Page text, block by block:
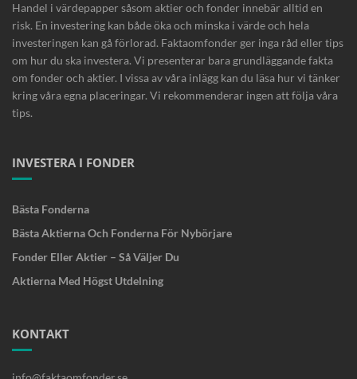
Handel i värdepapper såsom aktier och fonder innebär alltid en
risk. En investering kan både öka och minska i värde och hela
investeringen kan gå förlorad. Faktaomfonder ger inga råd eller tips
om hur du ska investera. Vi presenterar bara grundläggande fakta
om fonder och aktier. I vissa av våra inlägg kan du läsa hur vi tänker
kring våra egna placeringar. Vi rekommenderar ingen att följa våra
tips.
INVESTERA I FONDER
Bästa Fonderna
Bästa Aktierna Och Fonderna För Nybörjare
Fonder Eller Aktier – Så Väljer Du
Aktierna Med Högst Utdelning
KONTAKT